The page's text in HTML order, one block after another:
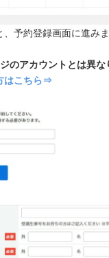
、予約登録画面に進み
のアカウントとは異な
はこちら⇒